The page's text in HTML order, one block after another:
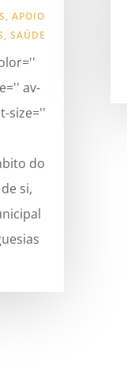
,APOIO
, SAÚDE
av-
size=''
do
si,